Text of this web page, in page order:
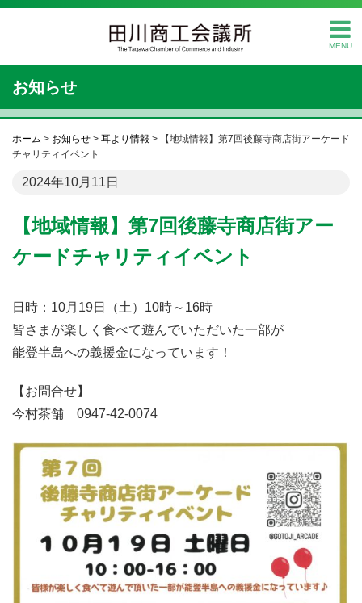
MENU
お知らせ
ホーム > お知らせ > 耳より情報 >
【地域情報】第7回後藤寺商店街アーケード
チャリティイベント
2024年10月11日
【地域情報】第7回後藤寺商店街アー
ケードチャリティイベント
日時：10月19日（土）10時～16時
皆さまが楽しく食べて遊んでいただいた一部が
能登半島への義援金になっています！
【お問合せ】
今村茶舗 0947-42-0074